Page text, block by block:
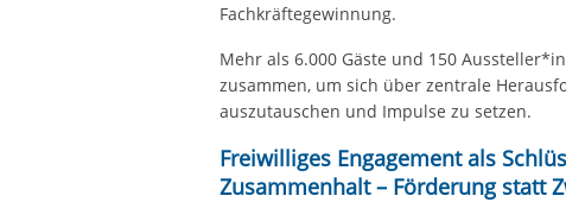
Fachkräftegewinnung.
Mehr als 6.000 Gäste und 150
zusammen, um sich über zentrale
auszutauschen und Impulse zu setzen.
Freiwilliges Engagement als
Zusammenhalt – Förderung statt